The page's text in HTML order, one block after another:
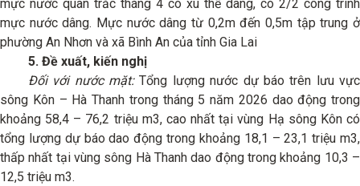
mực nước quan trắc tháng 4 có xu thế dâng, có 2/2 công trình
mực nước dâng. Mực nước dâng từ 0,2m đến 0,5m tập trung ở
phường An Nhơn và xã Bình An của tỉnh Gia Lai
5. Đề xuất, kiến nghị
Đối với nước mặt:Tổng lượng nước dự báo trên lưu vực
sông Kôn – Hà Thanh trong tháng 5 năm 2026 dao động trong
khoảng 58,4 – 76,2 triệu m3, cao nhất tại vùng Hạ sông Kôn có
tổng lượng dự báo dao động trong khoảng 18,1 – 23,1 triệu m3,
thấp nhất tại vùng sông Hà Thanh dao động trong khoảng 10,3 –
12,5 triệu m3.